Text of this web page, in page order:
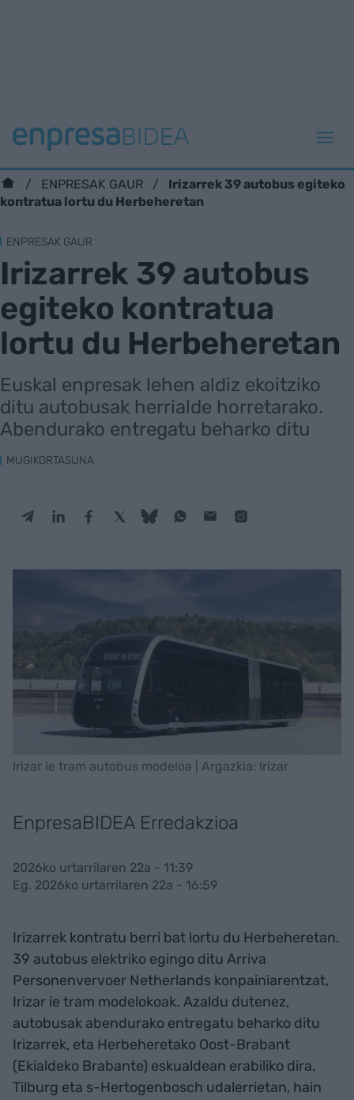
ENPRESAK GAUR
Irizarrek 39 autobus egiteko
kontratua lortu du Herbeheretan
ENPRESAK GAUR
Irizarrek 39 autobus
egiteko kontratua
lortu du Herbeheretan
Euskal enpresak lehen aldiz ekoitziko
ditu autobusak herrialde horretarako.
Abendurako entregatu beharko ditu
MUGIKORTASUNA
Irizar ie tram autobus modeloa | Argazkia: Irizar
EnpresaBIDEA Erredakzioa
2026ko urtarrilaren 22a - 11:39
Eg. 2026ko urtarrilaren 22a - 16:59
Irizarrek kontratu berri bat lortu du Herbeheretan.
39 autobus elektriko egingo ditu Arriva
Personenvervoer Netherlands konpainiarentzat,
Irizar ie tram modelokoak. Azaldu dutenez,
autobusak abendurako entregatu beharko ditu
Irizarrek, eta Herbeheretako Oost-Brabant
(Ekialdeko Brabante) eskualdean erabiliko dira,
Tilburg eta s-Hertogenbosch udalerrietan, hain